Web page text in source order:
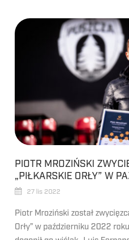
PIOTR MROZIŃSKI
„PIŁKARSKIE ORŁY” W
27 lis 2022
Piotr Mroziński został
Orły” w październiku 2022